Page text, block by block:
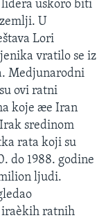
uskoro biti
U
Lori
vratilo se iz
Medjunarodni
ovi ratni
koje æe Iran
sredinom
rata koji su
do 1988. godine
ljudi.
ratnih